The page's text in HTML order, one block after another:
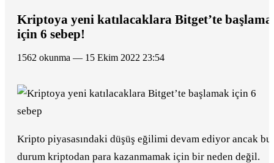
Kriptoya yeni katılacaklara Bitget’te
için 6 sebep!
1562 okunma — 15 Ekim 2022 23:54
Kripto piyasasındaki düşüş eğilimi devam ediyor ancak bu
durum kriptodan para kazanmamak için bir neden değil.